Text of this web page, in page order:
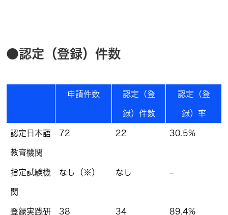
●認定（登録）件数
申請件数 認定（登
録）件数
認定（登
録）率
認定日本語
教育機関
72 22 30.5%
指定試験機
関
なし（※） なし –
登録実践研 38 34 89.4%